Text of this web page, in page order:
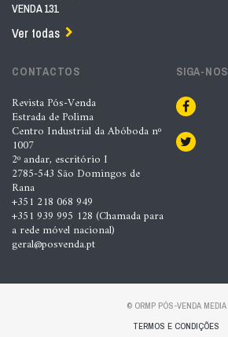
VENDA 131
Ver todas
CONTACTOS
Revista Pós-Venda
Estrada de Polima
Centro Industrial da Abóboda nº
1007
2º andar, escritório I
2785-543 São Domingos de
Rana
+351 218 068 949
+351 939 995 128 (Chamada para
a rede móvel nacional)
geral@posvenda.pt
SIGA-NOS
© ORMP PÓS-VENDA MEDIA
TERMOS E CONDIÇÕES